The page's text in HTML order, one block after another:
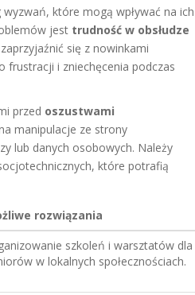
które mogą wpływać na ich
jest trudność w obsłudze
się z nowinkami
frustracji i zniechęcenia podczas
przed oszustwami
manipulacje ze strony
lub danych osobowych. Należy
które potrafią
rozwiązania
szkoleń i warsztatów dla
w lokalnych społecznościach.